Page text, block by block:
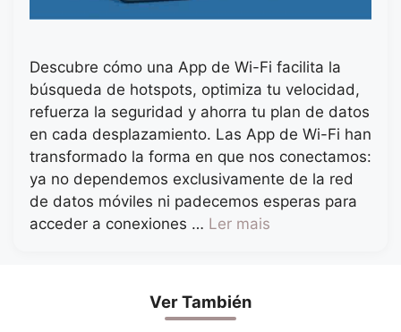
Descubre cómo una App de Wi-Fi facilita la
búsqueda de hotspots, optimiza tu velocidad,
refuerza la seguridad y ahorra tu plan de datos
en cada desplazamiento. Las App de Wi-Fi han
transformado la forma en que nos conectamos:
ya no dependemos exclusivamente de la red
de datos móviles ni padecemos esperas para
acceder a conexiones … Ler mais
Ver También